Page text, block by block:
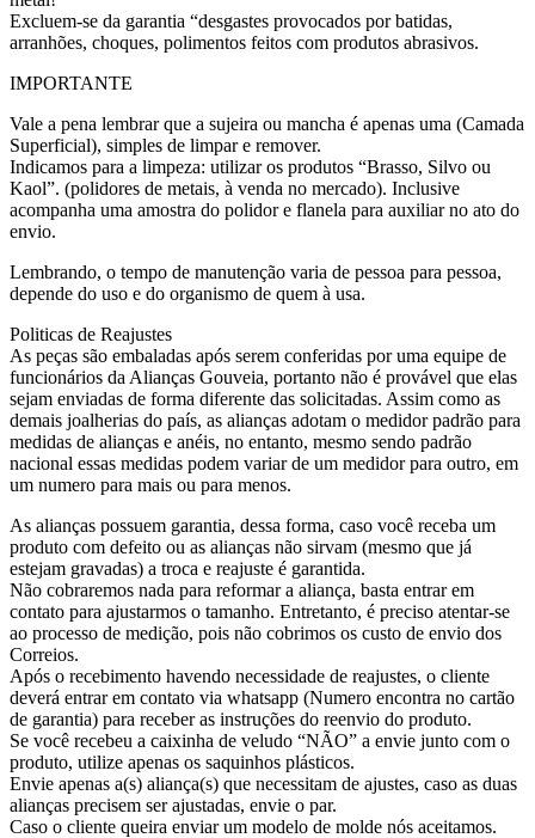
Excluem-se da garantia “desgastes provocados por batidas,
arranhões, choques, polimentos feitos com produtos abrasivos.
IMPORTANTE
Vale a pena lembrar que a sujeira ou mancha é apenas uma (Camada
Superficial), simples de limpar e remover.
Indicamos para a limpeza: utilizar os produtos “Brasso, Silvo ou
Kaol”. (polidores de metais, à venda no mercado). Inclusive
acompanha uma amostra do polidor e flanela para auxiliar no ato do
envio.
Lembrando, o tempo de manutenção varia de pessoa para pessoa,
depende do uso e do organismo de quem à usa.
Politicas de Reajustes
As peças são embaladas após serem conferidas por uma equipe de
funcionários da Alianças Gouveia, portanto não é provável que elas
sejam enviadas de forma diferente das solicitadas. Assim como as
demais joalherias do país, as alianças adotam o medidor padrão para
medidas de alianças e anéis, no entanto, mesmo sendo padrão
nacional essas medidas podem variar de um medidor para outro, em
um numero para mais ou para menos.
As alianças possuem garantia, dessa forma, caso você receba um
produto com defeito ou as alianças não sirvam (mesmo que já
estejam gravadas) a troca e reajuste é garantida.
Não cobraremos nada para reformar a aliança, basta entrar em
contato para ajustarmos o tamanho. Entretanto, é preciso atentar-se
ao processo de medição, pois não cobrimos os custo de envio dos
Correios.
Após o recebimento havendo necessidade de reajustes, o cliente
deverá entrar em contato via whatsapp (Numero encontra no cartão
de garantia) para receber as instruções do reenvio do produto.
Se você recebeu a caixinha de veludo “NÃO” a envie junto com o
produto, utilize apenas os saquinhos plásticos.
Envie apenas a(s) aliança(s) que necessitam de ajustes, caso as duas
alianças precisem ser ajustadas, envie o par.
Caso o cliente queira enviar um modelo de molde nós aceitamos.